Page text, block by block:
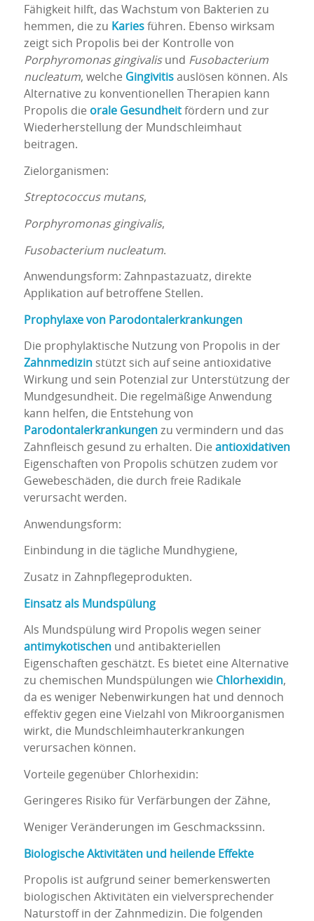
Fähigkeit hilft, das Wachstum von Bakterien zu
hemmen, die zu Kariesführen. Ebenso wirksam
zeigt sich Propolis bei der Kontrolle von
Porphyromonas gingivalisund Fusobacterium
nucleatum, welche Gingivitisauslösen können. Als
Alternative zu konventionellen Therapien kann
Propolis die orale Gesundheitfördern und zur
Wiederherstellung der Mundschleimhaut
beitragen.
Zielorganismen:
Streptococcus mutans,
Porphyromonas gingivalis,
Fusobacterium nucleatum.
Anwendungsform: Zahnpastazuatz, direkte
Applikation auf betroffene Stellen.
Prophylaxe von Parodontalerkrankungen
Die prophylaktische Nutzung von Propolis in der
Zahnmedizinstützt sich auf seine antioxidative
Wirkung und sein Potenzial zur Unterstützung der
Mundgesundheit. Die regelmäßige Anwendung
kann helfen, die Entstehung von
Parodontalerkrankungenzu vermindern und das
Zahnfleisch gesund zu erhalten. Die antioxidativen
Eigenschaften von Propolis schützen zudem vor
Gewebeschäden, die durch freie Radikale
verursacht werden.
Anwendungsform:
Einbindung in die tägliche Mundhygiene,
Zusatz in Zahnpflegeprodukten.
Einsatz als Mundspülung
Als Mundspülung wird Propolis wegen seiner
antimykotischenund antibakteriellen
Eigenschaften geschätzt. Es bietet eine Alternative
zu chemischen Mundspülungen wie Chlorhexidin,
da es weniger Nebenwirkungen hat und dennoch
effektiv gegen eine Vielzahl von Mikroorganismen
wirkt, die Mundschleimhauterkrankungen
verursachen können.
Vorteile gegenüber Chlorhexidin:
Geringeres Risiko für Verfärbungen der Zähne,
Weniger Veränderungen im Geschmackssinn.
Biologische Aktivitäten und heilende Effekte
Propolis ist aufgrund seiner bemerkenswerten
biologischen Aktivitäten ein vielversprechender
Naturstoff in der Zahnmedizin. Die folgenden